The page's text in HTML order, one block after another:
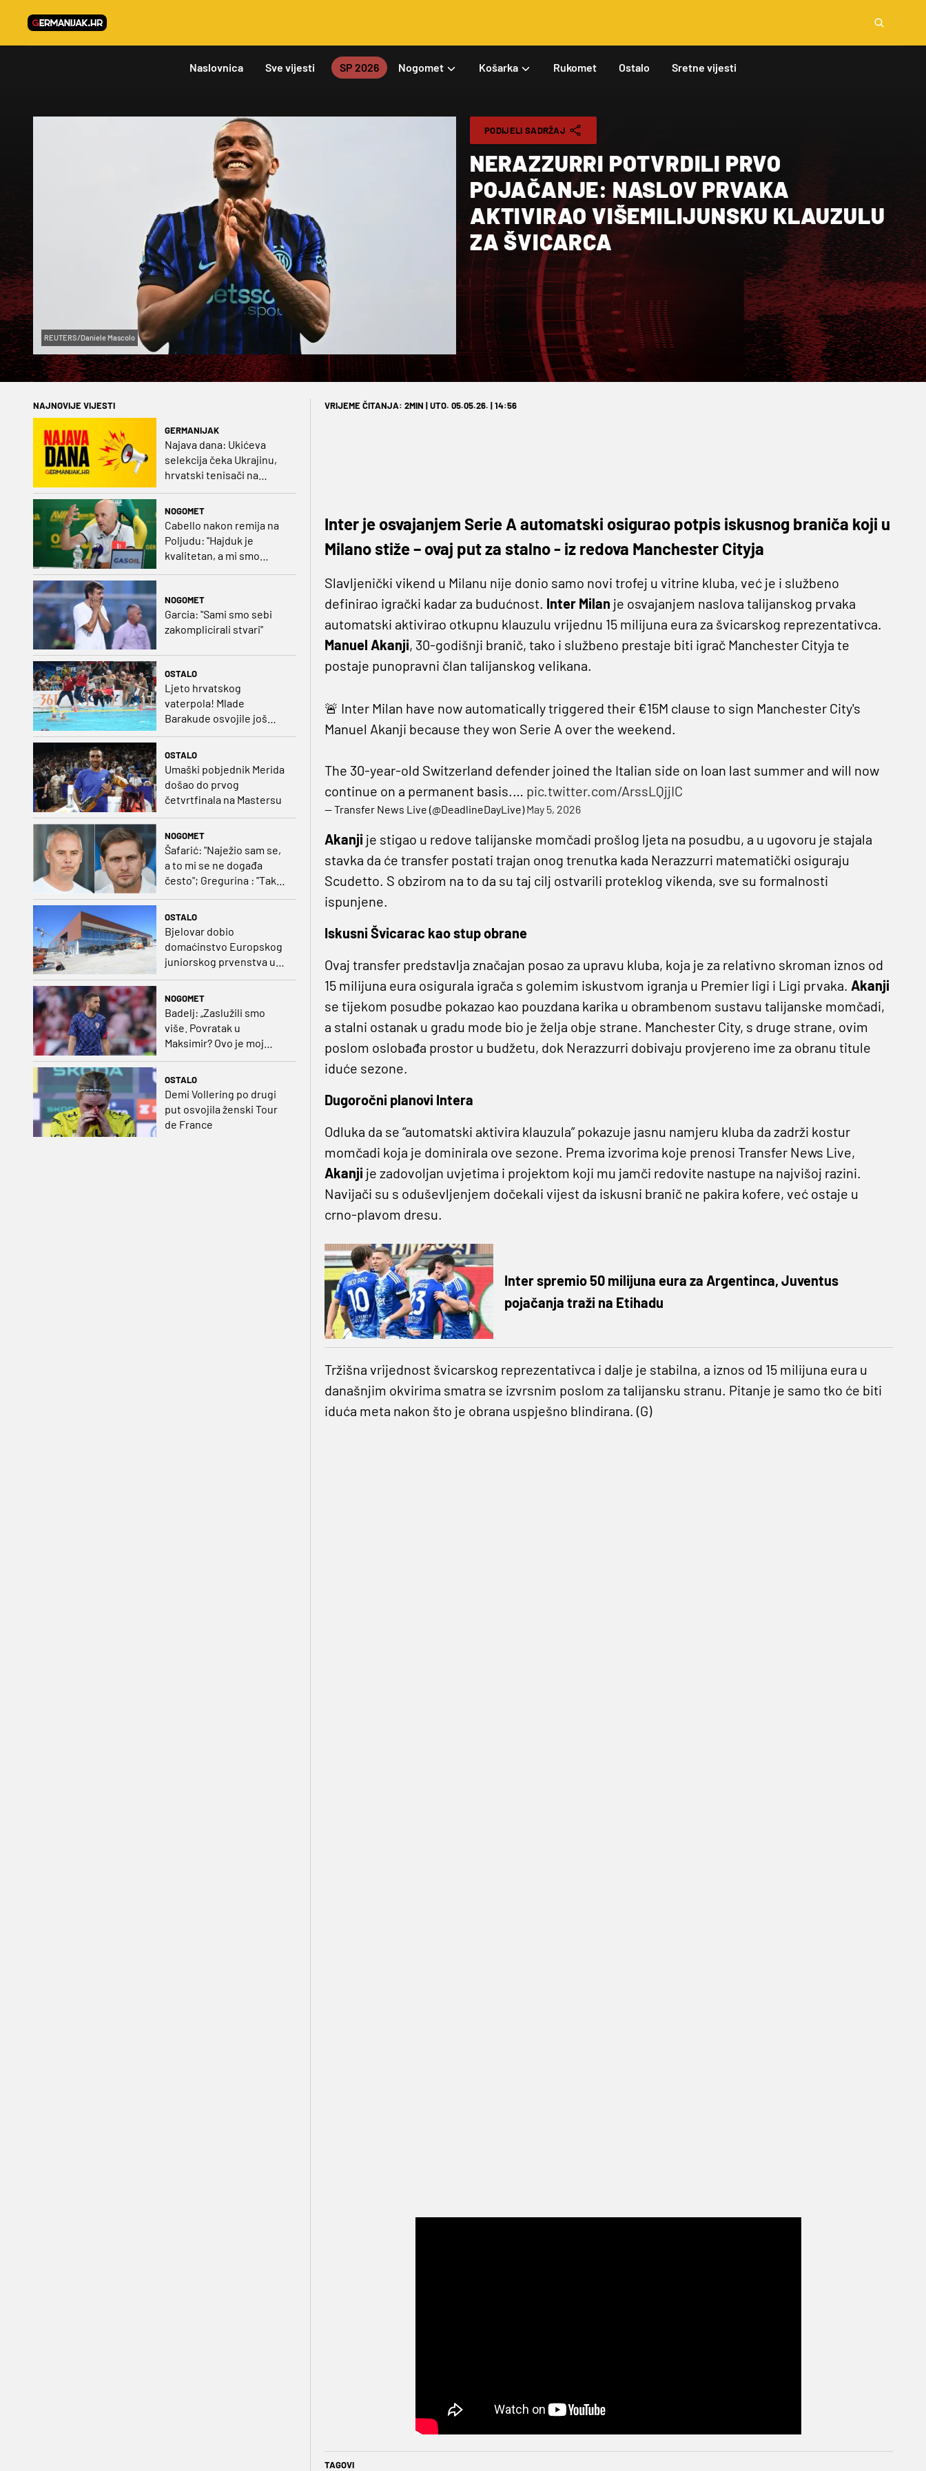
Naslovnica Sve vijesti SP 2026 Nogomet Košarka Rukomet Ostalo Sretne vijesti
REUTERS/Daniele Mascolo
PODIJELI SADRŽAJ
NERAZZURRI POTVRDILI PRVO
POJAČANJE: NASLOV PRVAKA
AKTIVIRAO VIŠEMILIJUNSKU KLAUZULU
ZA ŠVICARCA
NAJNOVIJE VIJESTI
GERMANIJAK
Najava dana: Ukićeva
selekcija čeka Ukrajinu,
hrvatski tenisači na
NOGOMET
Cabello nakon remija na
Poljudu: ''Hajduk je
kvalitetan, a mi smo
NOGOMET
Garcia: ''Sami smo sebi
zakomplicirali stvari''
OSTALO
Ljeto hrvatskog
vaterpola! Mlade
Barakude osvojile još
jedan naslov svjetskih
OSTALO
Umaški pobjednik Merida
došao do prvog
četvrtfinala na Mastersu
NOGOMET
Šafarić: "Naježio sam se,
a to mi se ne događa
često"; Gregurina : "Tako
OSTALO
Bjelovar dobio
domaćinstvo Europskog
juniorskog prvenstva u
plivanju 2027.
NOGOMET
Badelj: „Zaslužili smo
više. Povratak u
Maksimir? Ovo je moj
OSTALO
Demi Vollering po drugi
put osvojila ženski Tour
de France
VRIJEME ČITANJA: 2MIN | UTO. 05.05.26. | 14:56
Inter je osvajanjem Serie A automatski osigurao potpis iskusnog braniča koji u
Milano stiže – ovaj put za stalno - iz redova Manchester Cityja
Slavljenički vikend u Milanu nije donio samo novi trofej u vitrine kluba, već je i službeno
definirao igrački kadar za budućnost. Inter Milan je osvajanjem naslova talijanskog prvaka
automatski aktivirao otkupnu klauzulu vrijednu 15 milijuna eura za švicarskog reprezentativca.
Manuel Akanji, 30-godišnji branič, tako i službeno prestaje biti igrač Manchester Cityja te
postaje punopravni član talijanskog velikana.
🚨 Inter Milan have now automatically triggered their €15M clause to sign Manchester City's
Manuel Akanji because they won Serie A over the weekend.
The 30-year-old Switzerland defender joined the Italian side on loan last summer and will now
continue on a permanent basis.… pic.twitter.com/ArssLQjjIC
— Transfer News Live (@DeadlineDayLive)May 5, 2026
Akanji je stigao u redove talijanske momčadi prošlog ljeta na posudbu, a u ugovoru je stajala
stavka da će transfer postati trajan onog trenutka kada Nerazzurri matematički osiguraju
Scudetto. S obzirom na to da su taj cilj ostvarili proteklog vikenda, sve su formalnosti
ispunjene.
Iskusni Švicarac kao stup obrane
Ovaj transfer predstavlja značajan posao za upravu kluba, koja je za relativno skroman iznos od
15 milijuna eura osigurala igrača s golemim iskustvom igranja u Premier ligi i Ligi prvaka. Akanji
se tijekom posudbe pokazao kao pouzdana karika u obrambenom sustavu talijanske momčadi,
a stalni ostanak u gradu mode bio je želja obje strane. Manchester City, s druge strane, ovim
poslom oslobađa prostor u budžetu, dok Nerazzurri dobivaju provjereno ime za obranu titule
iduće sezone.
Dugoročni planovi Intera
Odluka da se “automatski aktivira klauzula” pokazuje jasnu namjeru kluba da zadrži kostur
momčadi koja je dominirala ove sezone. Prema izvorima koje prenosi Transfer News Live,
Akanji je zadovoljan uvjetima i projektom koji mu jamči redovite nastupe na najvišoj razini.
Navijači su s oduševljenjem dočekali vijest da iskusni branič ne pakira kofere, već ostaje u
crno-plavom dresu.
Inter spremio 50 milijuna eura za Argentinca, Juventus
pojačanja traži na Etihadu
Tržišna vrijednost švicarskog reprezentativca i dalje je stabilna, a iznos od 15 milijuna eura u
današnjim okvirima smatra se izvrsnim poslom za talijansku stranu. Pitanje je samo tko će biti
iduća meta nakon što je obrana uspješno blindirana. (G)
TAGOVI